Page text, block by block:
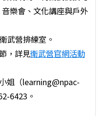
樂會、文化講座與戶外
武營排練室。
，詳見衛武營官網活動
姐（learning@npac-
6423。